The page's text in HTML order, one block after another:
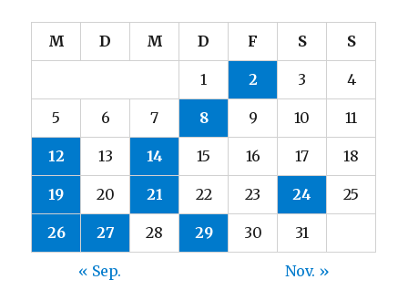
M D M D F S S
1 2 3 4
5 6 7 8 9 10 11
12 13 14 15 16 17 18
19 20 21 22 23 24 25
26 27 28 29 30 31
« Sep. Nov. »